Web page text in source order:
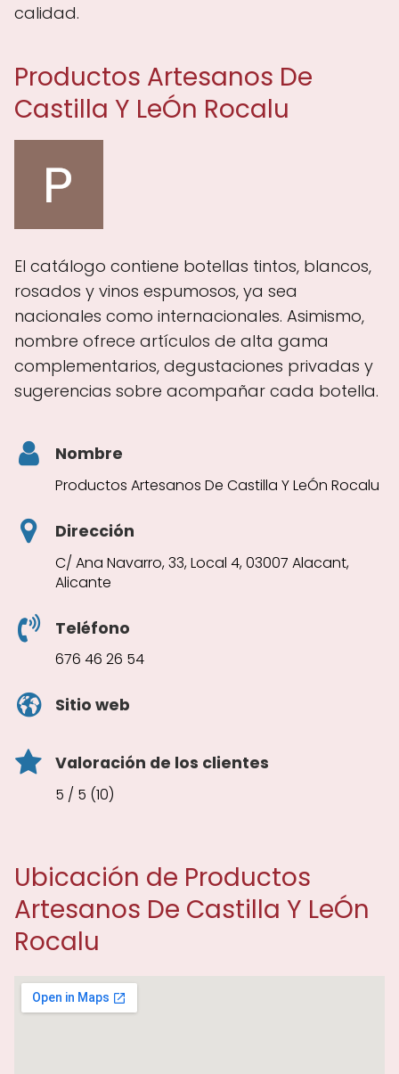
calidad.
Productos Artesanos De
Castilla Y LeÓn Rocalu
El catálogo contiene botellas tintos, blancos,
rosados y vinos espumosos, ya sea
nacionales como internacionales. Asimismo,
nombre ofrece artículos de alta gama
complementarios, degustaciones privadas y
sugerencias sobre acompañar cada botella.
Nombre
Productos Artesanos De Castilla Y LeÓn Rocalu
Dirección
C/ Ana Navarro, 33, Local 4, 03007 Alacant,
Alicante
Teléfono
676 46 26 54
Sitio web
Valoración de los clientes
5 / 5 (10)
Ubicación de Productos
Artesanos De Castilla Y LeÓn
Rocalu